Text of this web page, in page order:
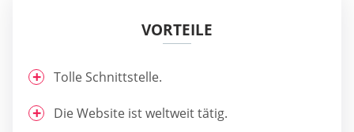
VORTEILE
Tolle Schnittstelle.
Die Website ist weltweit tätig.